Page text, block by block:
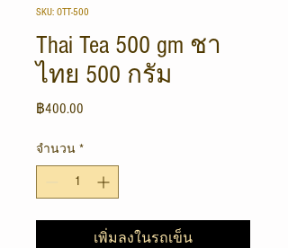
SKU: OTT-500
Thai Tea 500 gm ชา
ไทย 500 กรัม
฿400.00
จำนวน *
เพิ่มลงในรถเข็น